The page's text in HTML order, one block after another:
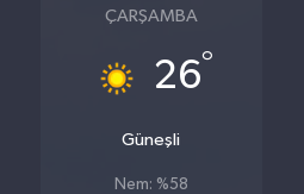
ÇARŞAMBA
26°
Güneşli
Nem: %58